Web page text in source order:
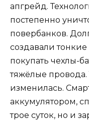
апгрейд.
постепенно
повербанков.
создавали
покупать чехлы-
тяжёлые провода.
изменилась.
аккумулятором,
трое суток, но и